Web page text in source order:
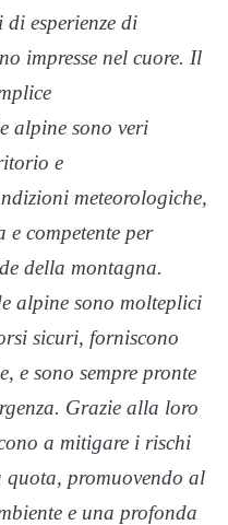
esperienze di
impresse nel cuore. Il
alpine sono veri
e
meteorologiche,
competente per
della montagna.
alpine sono molteplici
sicuri, forniscono
e sono sempre pronte
Grazie alla loro
a mitigare i rischi
promuovendo al
e una profonda